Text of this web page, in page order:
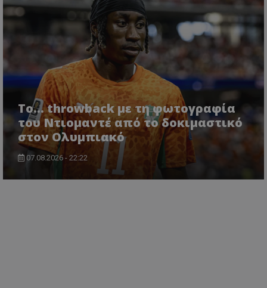
Το... throwback με τη φωτογραφία
του Ντιομαντέ από το δοκιμαστικό
στον Ολυμπιακό
07.08.2026 - 22:22